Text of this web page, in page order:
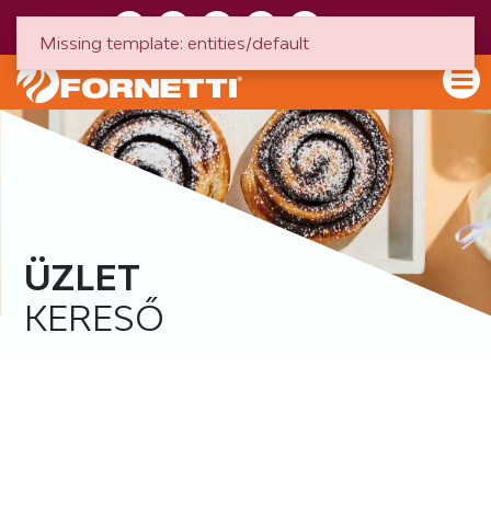
ÜZLET
KERESŐ
Missing template: entities/default